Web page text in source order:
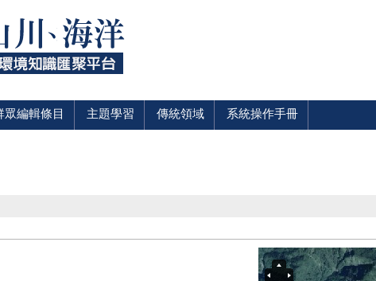
眾編輯條目 主題學習 傳統領域 系統操作手冊